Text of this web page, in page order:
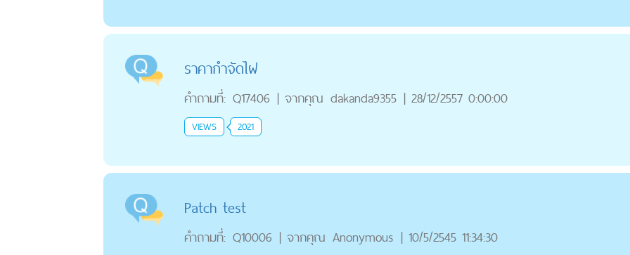
ราคากำจัดไฝ
คำถามที่: Q17406 | จากคุณ dakanda9355 | 28/12/2557 0:00:00
VIEWS 2021
Patch test
คำถามที่: Q10006 | จากคุณ Anonymous | 10/5/2545 11:34:30